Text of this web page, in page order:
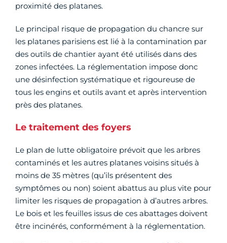
proximité des platanes.
Le principal risque de propagation du chancre sur
les platanes parisiens est lié à la contamination par
des outils de chantier ayant été utilisés dans des
zones infectées. La réglementation impose donc
une désinfection systématique et rigoureuse de
tous les engins et outils avant et après intervention
près des platanes.
Le traitement des foyers
Le plan de lutte obligatoire prévoit que les arbres
contaminés et les autres platanes voisins situés à
moins de 35 mètres (qu’ils présentent des
symptômes ou non) soient abattus au plus vite pour
limiter les risques de propagation à d’autres arbres.
Le bois et les feuilles issus de ces abattages doivent
être incinérés, conformément à la réglementation.